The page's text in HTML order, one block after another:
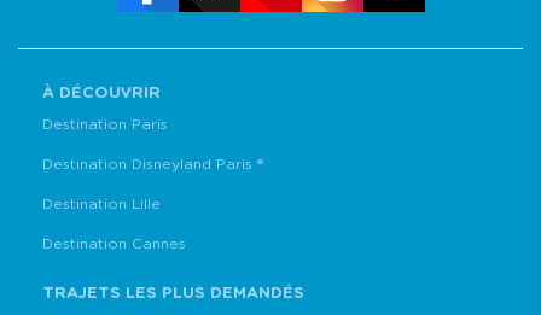
À DÉCOUVRIR
Destination Paris
Destination Disneyland Paris ®
Destination Lille
Destination Cannes
TRAJETS LES PLUS DEMANDÉS